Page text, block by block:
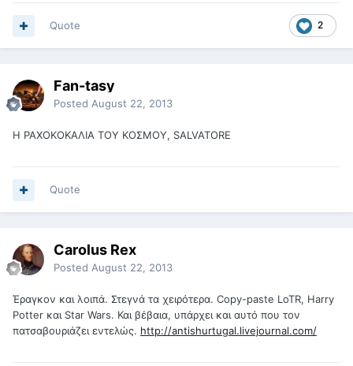
2
Quote
Fan-tasy
Posted August 22, 2013
Η ΡΑΧΟΚΟΚΑΛΙΑ ΤΟΥ ΚΟΣΜΟΥ, SALVATORE
Quote
Carolus Rex
Posted August 22, 2013
Έραγκον και λοιπά. Στεγνά τα χειρότερα. Copy-paste LoTR, Harry
Potter και Star Wars. Και βέβαια, υπάρχει και αυτό που τον
πατσαβουριάζει εντελώς. http://antishurtugal.livejournal.com/